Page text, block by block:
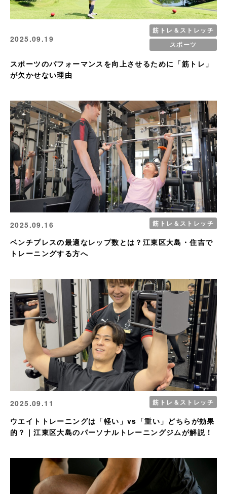
2025.09.19
筋トレ＆ストレッチ
スポーツ
スポーツのパフォーマンスを向上させるために「筋トレ」
が欠かせない理由
2025.09.16 筋トレ＆ストレッチ
ベンチプレスの最適なレップ数とは？江東区大島・住吉で
トレーニングする方へ
2025.09.11 筋トレ＆ストレッチ
ウエイトトレーニングは「軽い」vs「重い」どちらが効果
的？｜江東区大島のパーソナルトレーニングジムが解説！